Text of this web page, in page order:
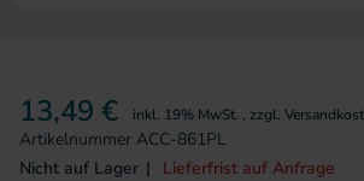
13,49 € inkl. 19% MwSt. , zzgl.
Artikelnummer ACC-861PL
Nicht auf Lager
Lieferfrist auf Anfrage